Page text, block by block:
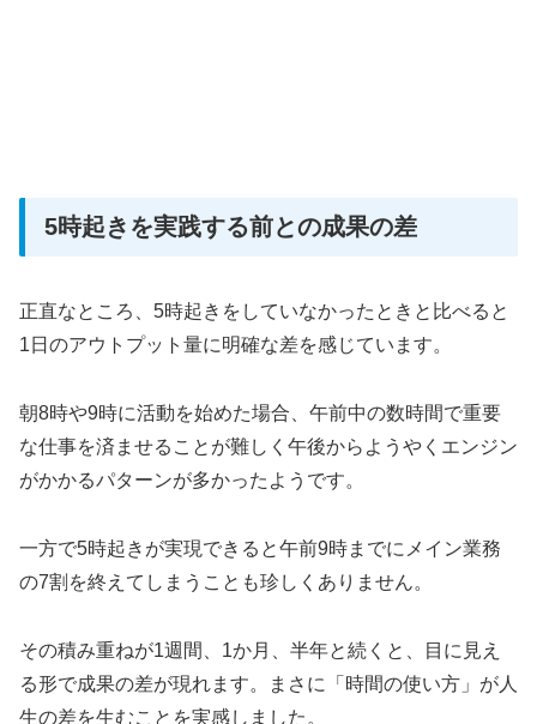
5時起きを実践する前との成果の差
正直なところ、5時起きをしていなかったときと比べると
1日のアウトプット量に明確な差を感じています。
朝8時や9時に活動を始めた場合、午前中の数時間で重要
な仕事を済ませることが難しく午後からようやくエンジン
がかかるパターンが多かったようです。
一方で5時起きが実現できると午前9時までにメイン業務
の7割を終えてしまうことも珍しくありません。
その積み重ねが1週間、1か月、半年と続くと、目に見え
る形で成果の差が現れます。まさに「時間の使い方」が人
生の差を生むことを実感しました。